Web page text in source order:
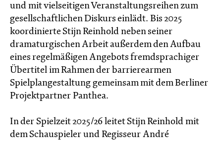
und mit vielseitigen Veranstaltungsreihen zum
gesellschaftlichen Diskurs einlädt. Bis 2025
koordinierte Stijn Reinhold neben seiner
dramaturgischen Arbeit außerdem den Aufbau
eines regelmäßigen Angebots fremdsprachiger
Übertitel im Rahmen der barrierearmen
Spielplangestaltung gemeinsam mit dem Berliner
Projektpartner Panthea.
In der Spielzeit 2025/26 leitet Stijn Reinhold mit
dem Schauspieler und Regisseur André